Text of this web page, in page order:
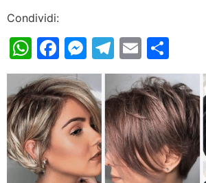
Condividi:
WhatsApp
Facebook
Messenger
Telegram
Email